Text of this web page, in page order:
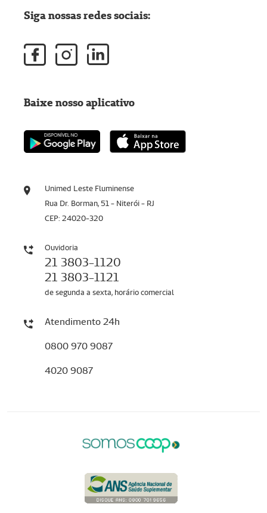
Unimed Leste Fluminense
Rua Dr. Borman, 51 - Niterói - RJ
CEP: 24020-320
Ouvidoria
21 3803-1120
21 3803-1121
de segunda a sexta, horário comercial
Atendimento 24h
0800 970 9087
4020 9087
Siga nossas redes sociais:
Baixe nosso aplicativo